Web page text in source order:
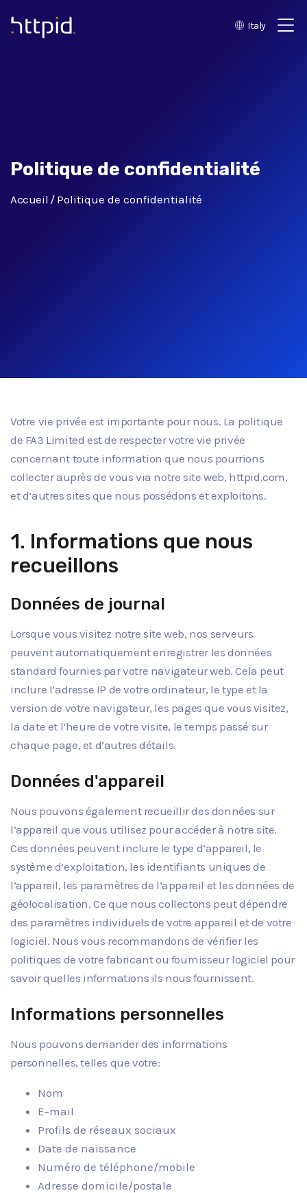
™
Italy
Politique de confidentialité
Accueil Politique de confidentialité
Votre vie privée est importante pour nous. La politique
de FA3 Limited est de respecter votre vie privée
concernant toute information que nous pourrions
collecter auprès de vous via notre site web, httpid.com,
et d’autres sites que nous possédons et exploitons.
1. Informations que nous
recueillons
Données de journal
Lorsque vous visitez notre site web, nos serveurs
peuvent automatiquement enregistrer les données
standard fournies par votre navigateur web. Cela peut
inclure l’adresse IP de votre ordinateur, le type et la
version de votre navigateur, les pages que vous visitez,
la date et l’heure de votre visite, le temps passé sur
chaque page, et d’autres détails.
Données d'appareil
Nous pouvons également recueillir des données sur
l’appareil que vous utilisez pour accéder à notre site.
Ces données peuvent inclure le type d’appareil, le
système d’exploitation, les identifiants uniques de
l’appareil, les paramètres de l’appareil et les données de
géolocalisation. Ce que nous collectons peut dépendre
des paramètres individuels de votre appareil et de votre
logiciel. Nous vous recommandons de vérifier les
politiques de votre fabricant ou fournisseur logiciel pour
savoir quelles informations ils nous fournissent.
Informations personnelles
Nous pouvons demander des informations
personnelles, telles que votre:
Nom
E-mail
Profils de réseaux sociaux
Date de naissance
Numéro de téléphone/mobile
Adresse domicile/postale